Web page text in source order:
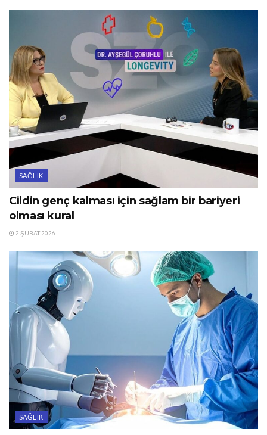
SAĞLIK
Cildin genç kalması için sağlam bir bariyeri
olması kural
2 ŞUBAT 2026
SAĞLIK